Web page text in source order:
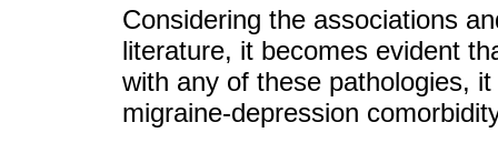
Considering the associations
literature, it becomes evident
with any of these pathologies,
migraine-depression